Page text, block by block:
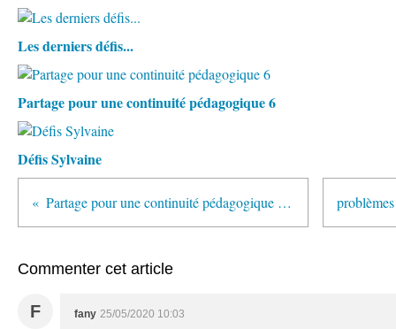
Les derniers défis...
Partage pour une continuité pédagogique 6
Défis Sylvaine
Partage pour une continuité pédagogique n°2
Commenter cet article
F fany 25/05/2020 10:03